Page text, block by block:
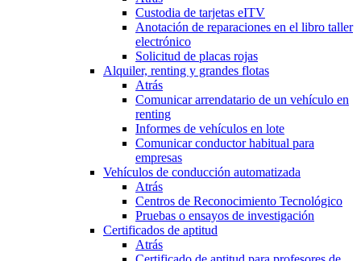
Custodia de tarjetas eITV
Anotación de reparaciones en el libro taller
electrónico
Solicitud de placas rojas
Alquiler, renting y grandes flotas
Atrás
Comunicar arrendatario de un vehículo en
renting
Informes de vehículos en lote
Comunicar conductor habitual para
empresas
Vehículos de conducción automatizada
Atrás
Centros de Reconocimiento Tecnológico
Pruebas o ensayos de investigación
Certificados de aptitud
Atrás